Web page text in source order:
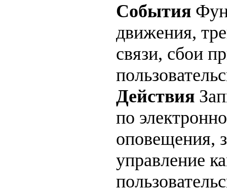
События
движения,
связи, сбои
Действия
по
оповещения,
управление